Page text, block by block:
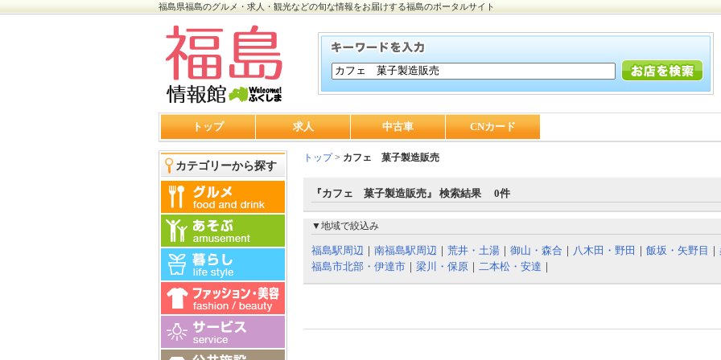
福島県福島のグルメ・求人・観光などの旬な情報をお届けする福島のポータルサイト
トップ 求人 中古車 CNカード
カテゴリーから探す
トップ> カフェ 菓子製造販売
『カフェ 菓子製造販売』 検索結果 0件
▼地域で絞込み
福島駅周辺 ｜ 南福島駅周辺 ｜ 荒井・土湯 ｜ 御山・森合 ｜ 八木田・野田 ｜ 飯坂・矢野目 ｜
福島市北部・伊達市 ｜ 梁川・保原 ｜ 二本松・安達 ｜